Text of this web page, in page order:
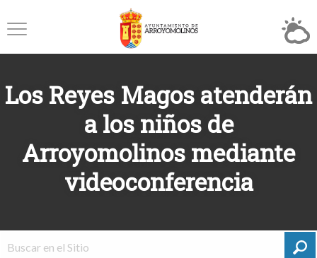
Los Reyes Magos atenderán
a los niños de
Arroyomolinos mediante
videoconferencia